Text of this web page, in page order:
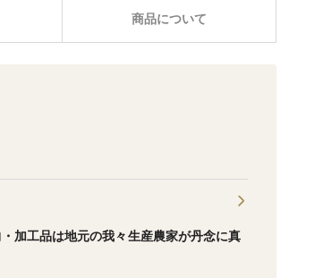
商品について
加工品は地元の我々生産農家が丹念に真